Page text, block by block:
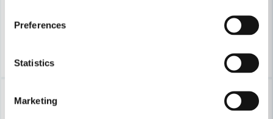
Preferences
Statistics
Marketing
3-7 arbetsdagar